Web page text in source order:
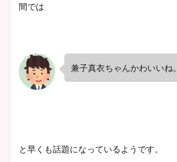
間では
兼子真衣ちゃんかわいいね。
と早くも話題になっているようです。